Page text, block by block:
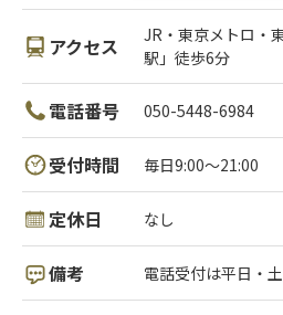
アクセス
JR・東京メトロ・
駅」徒歩6分
電話番号 050-5448-6984
受付時間 毎日9:00〜21:00
定休日 なし
備考 電話受付は平日・